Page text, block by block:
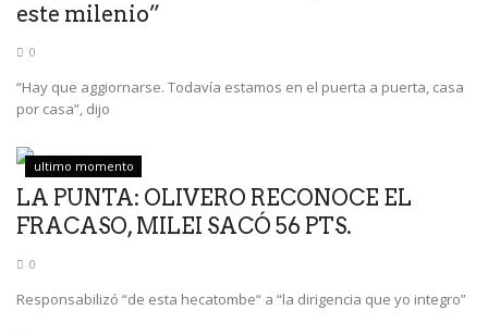
este milenio”
0
“Hay que aggiornarse. Todavía estamos en el puerta a puerta, casa
por casa”, dijo
ultimo momento
LA PUNTA: OLIVERO RECONOCE EL
FRACASO, MILEI SACÓ 56 PTS.
0
Responsabilizó “de esta hecatombe“ a “la dirigencia que yo integro”